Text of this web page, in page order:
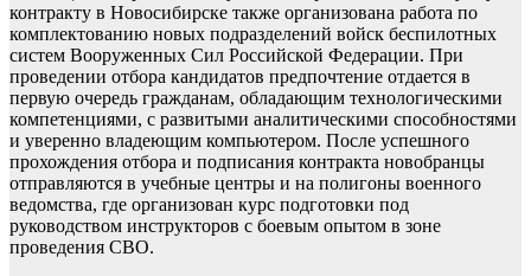
контракту в Новосибирске также организована работа по
комплектованию новых подразделений войск беспилотных
систем Вооруженных Сил Российской Федерации. При
проведении отбора кандидатов предпочтение отдается в
первую очередь гражданам, обладающим технологическими
компетенциями, с развитыми аналитическими способностями
и уверенно владеющим компьютером. После успешного
прохождения отбора и подписания контракта новобранцы
отправляются в учебные центры и на полигоны военного
ведомства, где организован курс подготовки под
руководством инструкторов с боевым опытом в зоне
проведения СВО.